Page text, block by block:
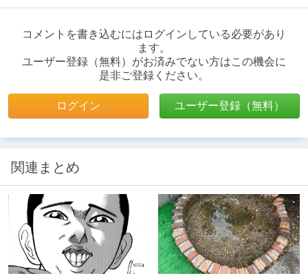
コメントを書き込むにはログインしている必要があり
ます。
ユーザー登録（無料）がお済みでない方はこの機会に
是非ご登録ください。
ログイン ユーザー登録（無料）
関連まとめ